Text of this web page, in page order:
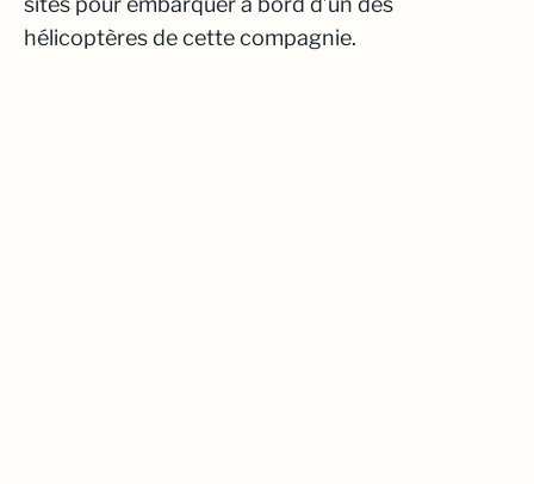
hélicoptères de cette compagnie.